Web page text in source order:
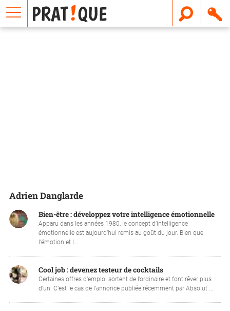
Adrien Danglarde
Bien-être : développez votre intelligence émotionnelle
Apparu dans les années 1980, le concept d’intelligence
émotionnelle est aujourd’hui remis au goût du jour. Bien que
l’émotion et l...
Cool job : devenez testeur de cocktails
Certaines offres d’emploi sortent de l’ordinaire et font rêver plus
d’un. C’est le cas de l’annonce publiée récemment par Absolut ...
E
m
a